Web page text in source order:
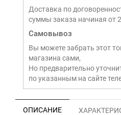
Доставка по
суммы заказа начиная от
Самовывоз
Вы можете забрать этот
магазина сами,
Но предварительно
по указанным на сайте
ОПИСАНИЕ